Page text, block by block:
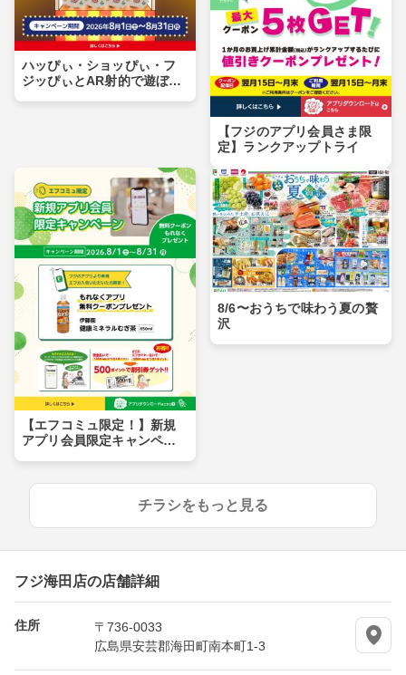
ハッぴぃ・ショッぴぃ・フ
ジッぴぃとAR射的で遊ぼ
【フジのアプリ会員さま限
定】ランクアップトライ
【エフコミュ限定！】新規
アプリ会員限定キャンペー
8/6〜おうちで味わう夏の贅
沢
チラシをもっと見る
フジ海田店の店舗詳細
住所
〒736-0033
広島県安芸郡海田町南本町1-3